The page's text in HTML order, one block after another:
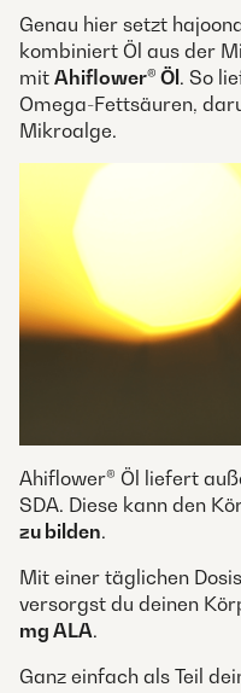
Genau hier setzt
kombiniert Öl aus der
mit Ahiflower® Öl. So
Omega-Fettsäuren,
Mikroalge.
Ahiflower® Öl liefert
SDA. Diese kann den
zu bilden.
Mit einer täglichen
versorgst du deinen
mg ALA.
Ganz einfach als Teil